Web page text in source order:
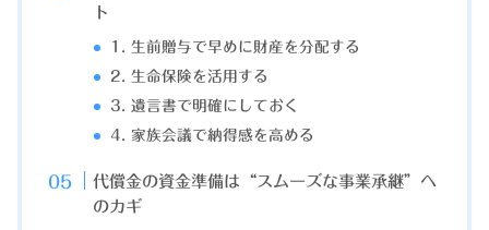
ト
1. 生前贈与で早めに財産を分配する
2. 生命保険を活用する
3. 遺言書で明確にしておく
4. 家族会議で納得感を高める
代償金の資金準備は“スムーズな事業承継”へ
のカギ